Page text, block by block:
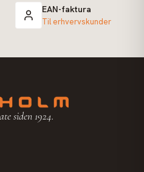
EAN-faktura
Til erhvervskunder
siden 1924.